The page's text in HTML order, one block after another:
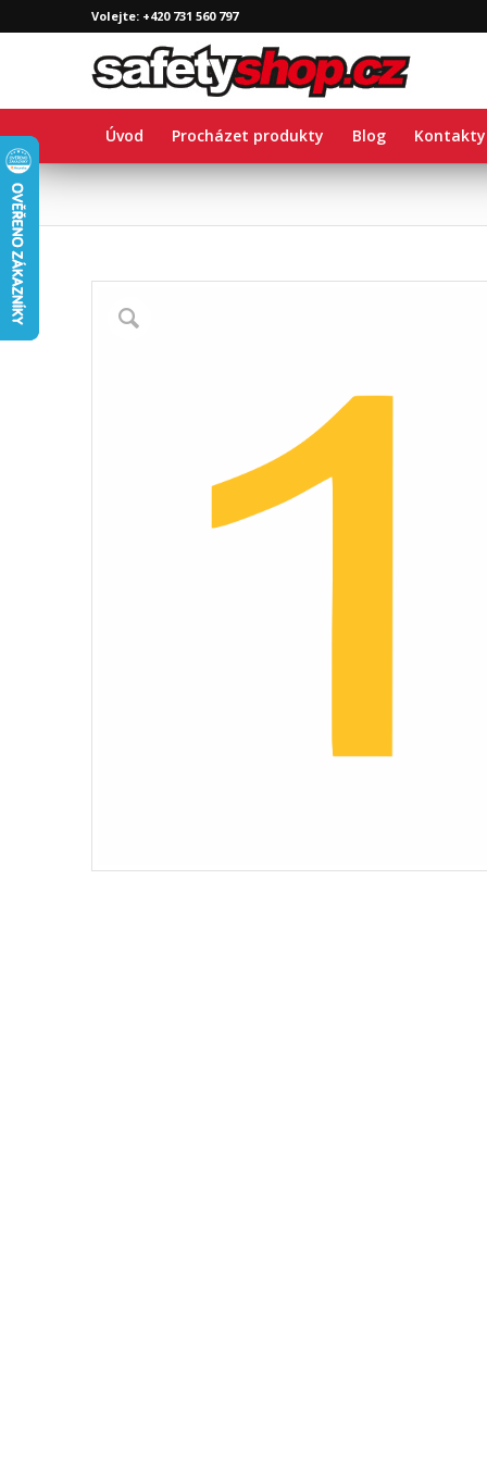
Volejte: +420 731 560 797
Úvod Procházet produkty Blog Kontakty